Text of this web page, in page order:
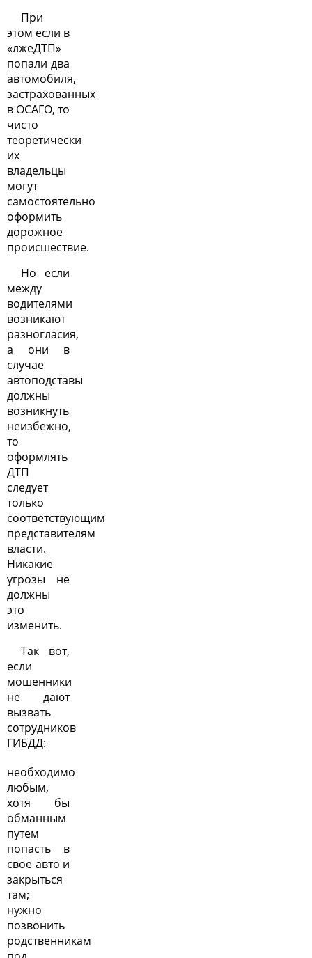
При
этом если в
«лжеДТП»
попали два
автомобиля,
застрахованных
в ОСАГО, то
чисто
теоретически
их
владельцы
могут
самостоятельно
оформить
дорожное
происшествие.
Но если
между
водителями
возникают
разногласия,
а они в
случае
автоподставы
должны
возникнуть
неизбежно,
то
оформлять
ДТП
следует
только
соответствующим
представителям
власти.
Никакие
угрозы не
должны
это
изменить.
Так вот,
если
мошенники
не дают
вызвать
сотрудников
ГИБДД:
необходимо
любым,
хотя бы
обманным
путем
попасть в
свое авто и
закрыться
там;
нужно
позвонить
родственникам